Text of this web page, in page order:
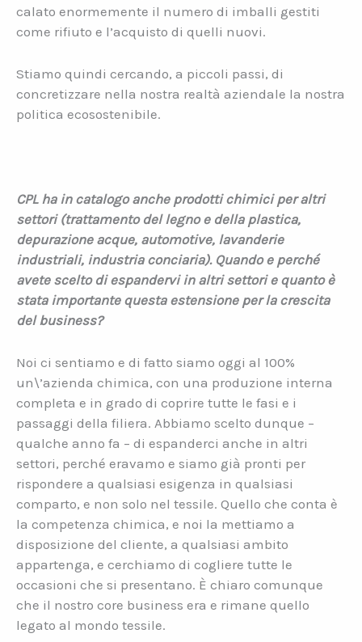
calato enormemente il numero di imballi gestiti
come rifiuto e l’acquisto di quelli nuovi.
Stiamo quindi cercando, a piccoli passi, di
concretizzare nella nostra realtà aziendale la nostra
politica ecosostenibile.
CPL ha in catalogo anche prodotti chimici per altri
settori (trattamento del legno e della plastica,
depurazione acque, automotive, lavanderie
industriali, industria conciaria). Quando e perché
avete scelto di espandervi in altri settori e quanto è
stata importante questa estensione per la crescita
del business?
Noi ci sentiamo e di fatto siamo oggi al 100%
un\’azienda chimica, con una produzione interna
completa e in grado di coprire tutte le fasi e i
passaggi della filiera. Abbiamo scelto dunque –
qualche anno fa – di espanderci anche in altri
settori, perché eravamo e siamo già pronti per
rispondere a qualsiasi esigenza in qualsiasi
comparto, e non solo nel tessile. Quello che conta è
la competenza chimica, e noi la mettiamo a
disposizione del cliente, a qualsiasi ambito
appartenga, e cerchiamo di cogliere tutte le
occasioni che si presentano. È chiaro comunque
che il nostro core business era e rimane quello
legato al mondo tessile.